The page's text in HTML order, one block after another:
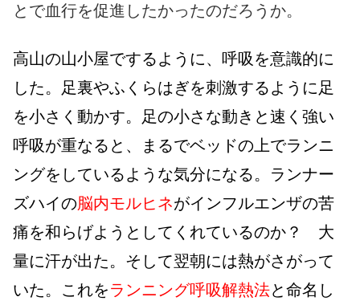
とで血行を促進したかったのだろうか。
高山の山小屋でするように、呼吸を意識的に
した。足裏やふくらはぎを刺激するように足
を小さく動かす。足の小さな動きと速く強い
呼吸が重なると、まるでベッドの上でランニ
ングをしているような気分になる。ランナー
ズハイの脳内モルヒネがインフルエンザの苦
痛を和らげようとしてくれているのか？ 大
量に汗が出た。そして翌朝には熱がさがって
いた。これをランニング呼吸解熱法と命名し